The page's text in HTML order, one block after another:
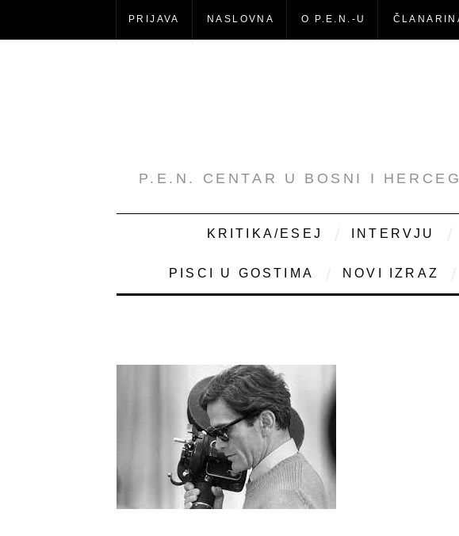
PRIJAVA NASLOVNA O P.E.N.-U
P.E.N. CENTAR U BOSNI I
KRITIKA/ESEJ INTERVJU
PISCI U GOSTIMA NOVI IZRAZ